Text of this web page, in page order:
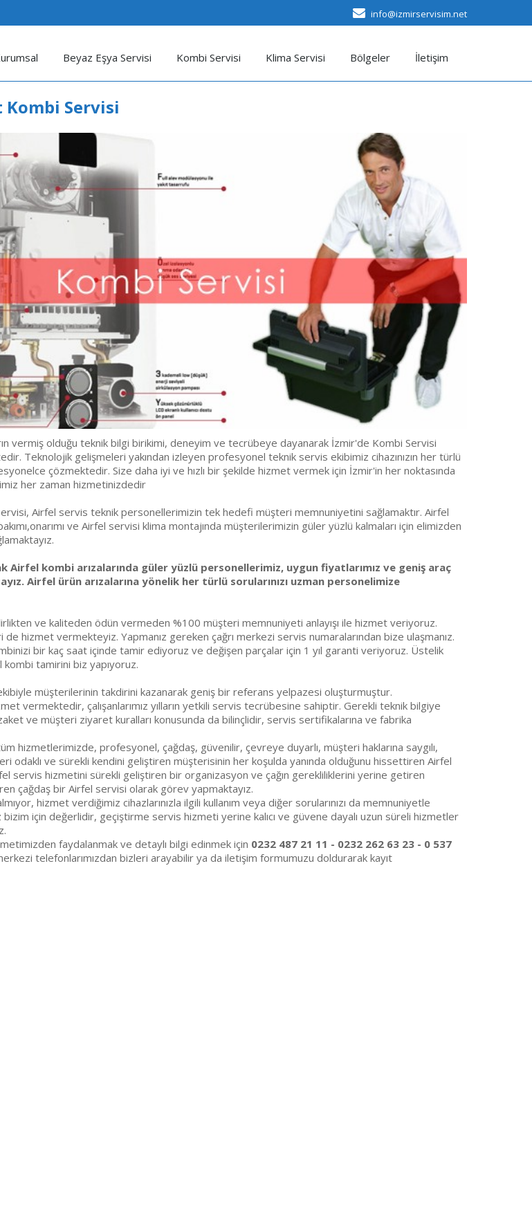
info@izmirservisim.net
Beyaz Eşya Servisi Kombi Servisi Klima Servisi Bölgeler İletişim
Servisi
vermiş olduğu teknik bilgi birikimi, deneyim ve tecrübeye dayanarak İzmir'de Kombi Servisi
Teknolojik gelişmeleri yakından izleyen profesyonel teknik servis ekibimiz cihazınızın her türlü
çözmektedir. Size daha iyi ve hızlı bir şekilde hizmet vermek için İzmir'in her noktasında
her zaman hizmetinizdedir
Airfel servis teknik personellerimizin tek hedefi müşteri memnuniyetini sağlamaktır. Airfel
ve Airfel servisi klima montajında müşterilerimizin güler yüzlü kalmaları için elimizden
Airfel kombi arızalarında güler yüzlü personellerimiz, uygun fiyatlarımız ve geniş araç
Airfel ürün arızalarına yönelik her türlü sorularınızı uzman personelimize
ve kaliteden ödün vermeden %100 müşteri memnuniyeti anlayışı ile hizmet veriyoruz.
hizmet vermekteyiz. Yapmanız gereken çağrı merkezi servis numaralarından bize ulaşmanız.
bir kaç saat içinde tamir ediyoruz ve değişen parçalar için 1 yıl garanti veriyoruz. Üstelik
kombi tamirini biz yapıyoruz.
müşterilerinin takdirini kazanarak geniş bir referans yelpazesi oluşturmuştur.
vermektedir, çalışanlarımız yılların yetkili servis tecrübesine sahiptir. Gerekli teknik bilgiye
ve müşteri ziyaret kuralları konusunda da bilinçlidir, servis sertifikalarına ve fabrika
hizmetlerimizde, profesyonel, çağdaş, güvenilir, çevreye duyarlı, müşteri haklarına saygılı,
odaklı ve sürekli kendini geliştiren müşterisinin her koşulda yanında olduğunu hissettiren Airfel
servis hizmetini sürekli geliştiren bir organizasyon ve çağın gerekliliklerini yerine getiren
çağdaş bir Airfel servisi olarak görev yapmaktayız.
hizmet verdiğimiz cihazlarınızla ilgili kullanım veya diğer sorularınızı da memnuniyetle
bizim için değerlidir, geçiştirme servis hizmeti yerine kalıcı ve güvene dayalı uzun süreli hizmetler
faydalanmak ve detaylı bilgi edinmek için 0232 487 21 11 - 0232 262 63 23 - 0 537
telefonlarımızdan bizleri arayabilir ya da iletişim formumuzu doldurarak kayıt